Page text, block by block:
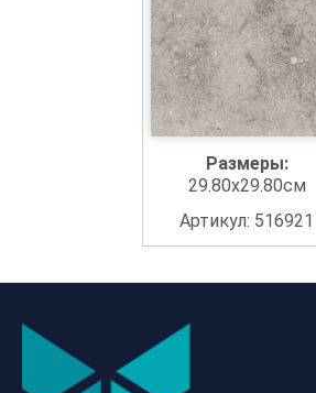
Размеры:
29.80x29.80см
Артикул: 516921